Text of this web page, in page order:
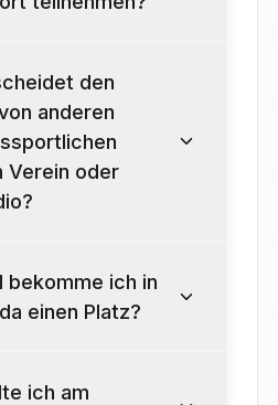
den
anderen
Verein oder
bekomme ich in
einen Platz?
ich am